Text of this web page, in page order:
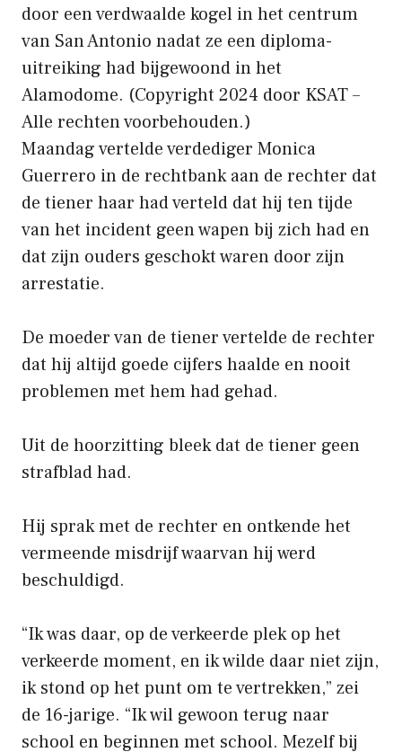
door een verdwaalde kogel in het centrum
van San Antonio nadat ze een diploma-
uitreiking had bijgewoond in het
Alamodome. (Copyright 2024 door KSAT –
Alle rechten voorbehouden.)
Maandag vertelde verdediger Monica
Guerrero in de rechtbank aan de rechter dat
de tiener haar had verteld dat hij ten tijde
van het incident geen wapen bij zich had en
dat zijn ouders geschokt waren door zijn
arrestatie.
De moeder van de tiener vertelde de rechter
dat hij altijd goede cijfers haalde en nooit
problemen met hem had gehad.
Uit de hoorzitting bleek dat de tiener geen
strafblad had.
Hij sprak met de rechter en ontkende het
vermeende misdrijf waarvan hij werd
beschuldigd.
“Ik was daar, op de verkeerde plek op het
verkeerde moment, en ik wilde daar niet zijn,
ik stond op het punt om te vertrekken,” zei
de 16-jarige. “Ik wil gewoon terug naar
school en beginnen met school. Mezelf bij